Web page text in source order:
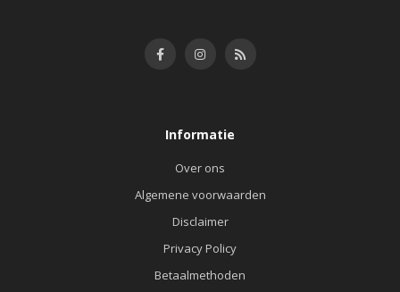
Informatie
Over ons
Algemene voorwaarden
Disclaimer
Privacy Policy
Betaalmethoden